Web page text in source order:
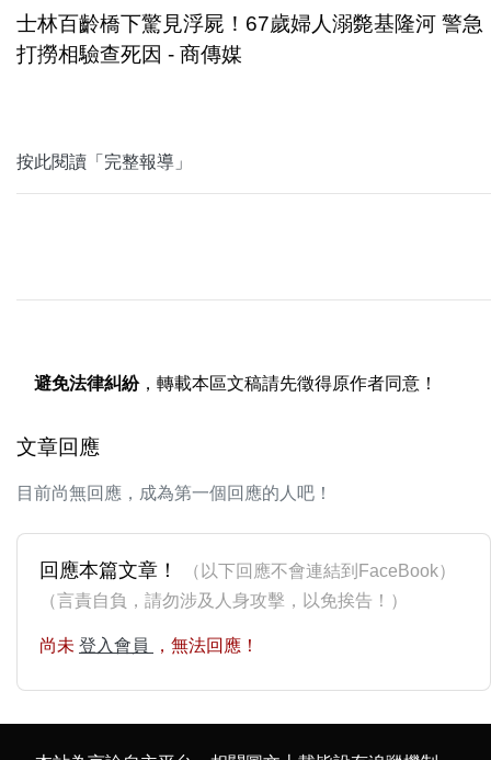
士林百齡橋下驚見浮屍！67歲婦人溺斃基隆河 警急
打撈相驗查死因 - 商傳媒
按此閱讀「完整報導」
避免法律糾紛，轉載本區文稿請先徵得原作者同意！
文章回應
目前尚無回應，成為第一個回應的人吧！
回應本篇文章！
（以下回應不會連結到FaceBook）
（言責自負，請勿涉及人身攻擊，以免挨告！）
尚未 登入會員 ，無法回應！